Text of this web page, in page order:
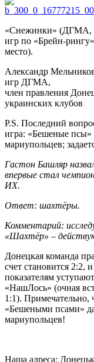
«Снежинки» (ДГМА,
игр по «Брейн-
место).
Александр
игр ДГМА,
член правления
украинских клубов
P.S. Последний
игра: «Бешеные псы»
мариупольцев;
Гастон Башляр
впервые стал
ИХ.
Ответ: шахтёры.
Комментарий:
«Шахтёр» –
Донецкая команда
счет становится
показателям
«НашЛось» (очная
1:1). Примечательно,
«Бешеными псами»
мариупольцев!
Наша адреса: